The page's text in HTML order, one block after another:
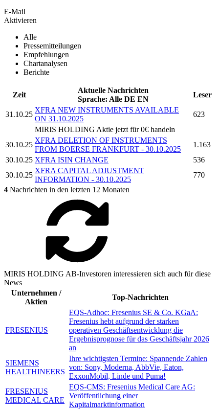
E-Mail
Aktivieren
Alle
Pressemitteilungen
Empfehlungen
Chartanalysen
Berichte
Zeit
Aktuelle Nachrichten
Sprache: Alle DE EN
Leser
31.10.25
XFRA NEW INSTRUMENTS AVAILABLE
ON 31.10.2025
623
MIRIS HOLDING Aktie jetzt für 0€ handeln
30.10.25
XFRA DELETION OF INSTRUMENTS
FROM BOERSE FRANKFURT - 30.10.2025
1.163
30.10.25 XFRA ISIN CHANGE
536
30.10.25
XFRA CAPITAL ADJUSTMENT
INFORMATION - 30.10.2025
770
4 Nachrichten in den letzten 12 Monaten
MIRIS HOLDING AB-Investoren interessieren sich auch für diese
News
Unternehmen /
Aktien
Top-Nachrichten
FRESENIUS
EQS-Adhoc: Fresenius SE & Co. KGaA:
Fresenius hebt aufgrund der starken
operativen Geschäftsentwicklung die
Ergebnisprognose für das Geschäftsjahr 2026
an
SIEMENS
HEALTHINEERS
Ihre wichtigsten Termine: Spannende Zahlen
von: Sony, Moderna, AbbVie, Eaton,
ExxonMobil, Linde und Puma!
FRESENIUS
MEDICAL CARE
EQS-CMS: Fresenius Medical Care AG:
Veröffentlichung einer
Kapitalmarktinformation